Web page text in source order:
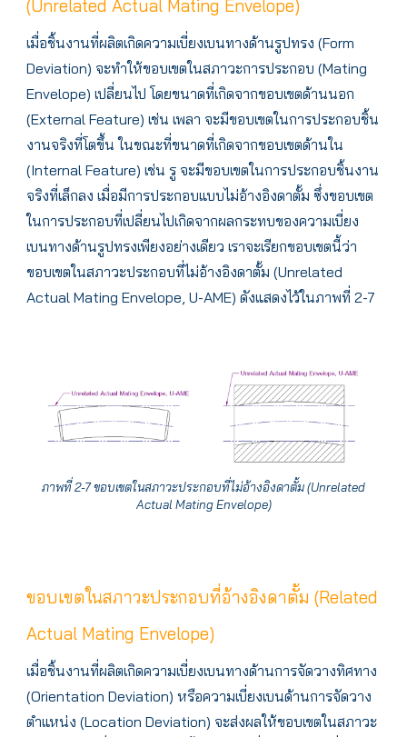
(Unrelated Actual Mating Envelope)
เมื่อชิ้นงานที่ผลิตเกิดความเบี่ยงเบนทางด้านรูปทรง (Form
Deviation) จะทำให้ขอบเขตในสภาวะการประกอบ (Mating
Envelope) เปลี่ยนไป โดยขนาดที่เกิดจากขอบเขตด้านนอก
(External Feature) เช่น เพลา จะมีขอบเขตในการประกอบชิ้น
งานจริงที่โตขึ้น ในขณะที่ขนาดที่เกิดจากขอบเขตด้านใน
(Internal Feature) เช่น รู จะมีขอบเขตในการประกอบชิ้นงาน
จริงที่เล็กลง เมื่อมีการประกอบแบบไม่อ้างอิงดาตั้ม ซึ่งขอบเขต
ในการประกอบที่เปลี่ยนไปเกิดจากผลกระทบของความเบี่ยง
เบนทางด้านรูปทรงเพียงอย่างเดียว เราจะเรียกขอบเขตนี้ว่า
ขอบเขตในสภาวะประกอบที่ไม่อ้างอิงดาตั้ม (Unrelated
Actual Mating Envelope, U-AME) ดังแสดงไว้ในภาพที่ 2-7
ภาพที่ 2-7 ขอบเขตในสภาวะประกอบที่ไม่อ้างอิงดาตั้ม (Unrelated
Actual Mating Envelope)
ขอบเขตในสภาวะประกอบที่อ้างอิงดาตั้ม (Related
Actual Mating Envelope)
เมื่อชิ้นงานที่ผลิตเกิดความเบี่ยงเบนทางด้านการจัดวางทิศทาง
(Orientation Deviation) หรือความเบี่ยงเบนด้านการจัดวาง
ตำแหน่ง (Location Deviation) จะส่งผลให้ขอบเขตในสภาวะ